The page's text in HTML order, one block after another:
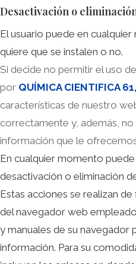
Desactivación o
El usuario puede en
quiere que se instalen o no.
Si decide no permitir el uso
por QUÍMICA CIENTIFICA
características de nuestro
correctamente y, además,
información que le
En cualquier momento
desactivación o eliminación
Estas acciones se realizan
del navegador web
y manuales de su navegador
información. Para su